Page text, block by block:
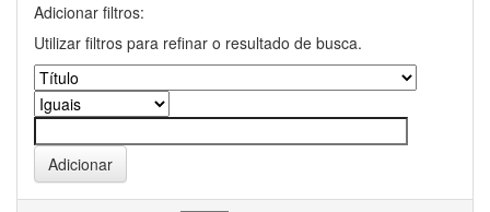
Adicionar filtros:
Utilizar filtros para refinar o resultado de busca.